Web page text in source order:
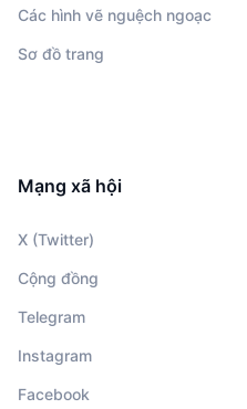
Các hình vẽ nguệch ngoạc
Sơ đồ trang
Mạng xã hội
X (Twitter)
Cộng đồng
Telegram
Instagram
Facebook